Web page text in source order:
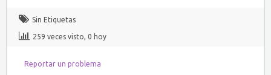
Sin Etiquetas
259 veces visto, 0 hoy
Reportar un problema